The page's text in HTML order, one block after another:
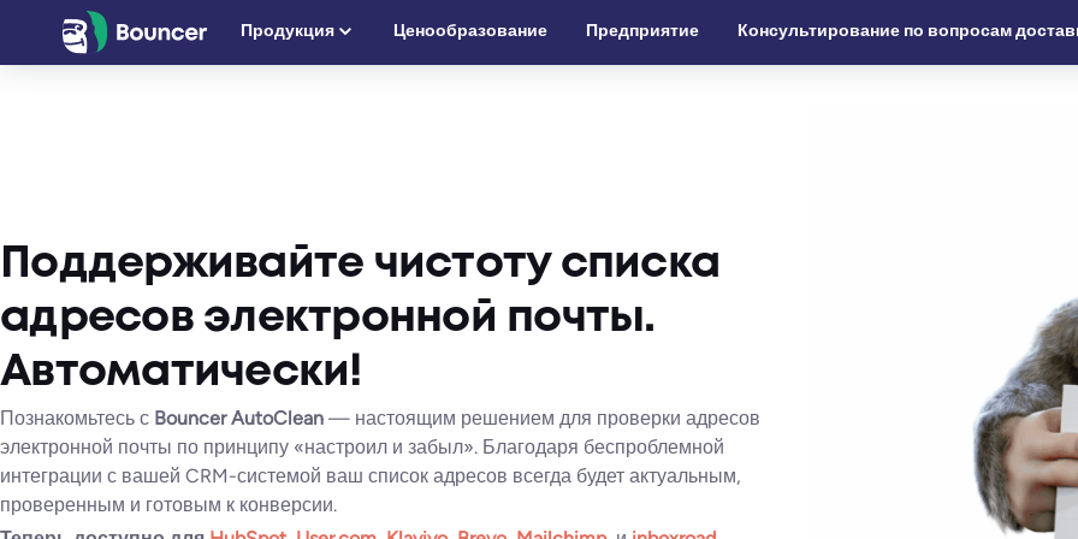
Перейти
Продукция Ценообразование Предприятие Консультирование по вопросам
Поддерживайте чистоту списка
адресов электронной почты.
Автоматически!
Познакомьтесь с Bouncer AutoClean — настоящим решением для проверки адресов
электронной почты по принципу «настроил и забыл». Благодаря беспроблемной
интеграции с вашей CRM-системой ваш список адресов всегда будет актуальным,
проверенным и готовым к конверсии.